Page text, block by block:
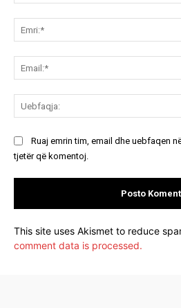
Ruaj emrin tim, email dhe uebfaqen
tjetër që komentoj.
This site uses Akismet to reduce
comment data is processed.